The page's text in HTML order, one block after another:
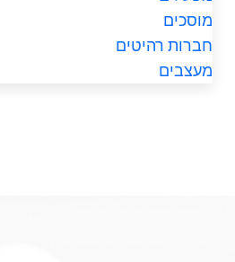
מוסכים
חברות רהיטים
מעצבים